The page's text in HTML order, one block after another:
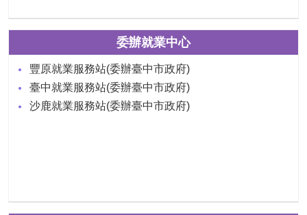
委辦就業中心
豐原就業服務站(委辦臺中市政府)
臺中就業服務站(委辦臺中市政府)
沙鹿就業服務站(委辦臺中市政府)